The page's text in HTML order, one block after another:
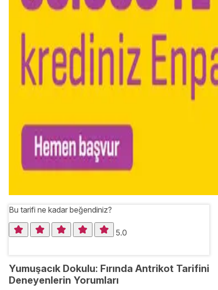
Bu tarifi ne kadar beğendiniz?
5.0
Yumuşacık Dokulu: Fırında Antrikot Tarifini
Deneyenlerin Yorumları